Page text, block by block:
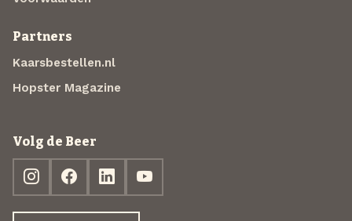
Partners
Kaarsbestellen.nl
Hopster Magazine
Volg de Beer